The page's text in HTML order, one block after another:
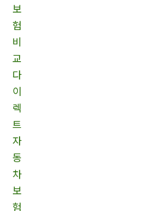
보
험
비
교
다
이
렉
트
자
동
차
보
험